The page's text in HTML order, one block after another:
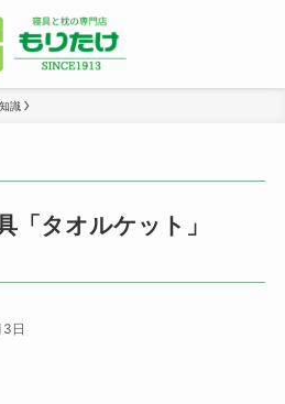
識
「タオルケット」
日